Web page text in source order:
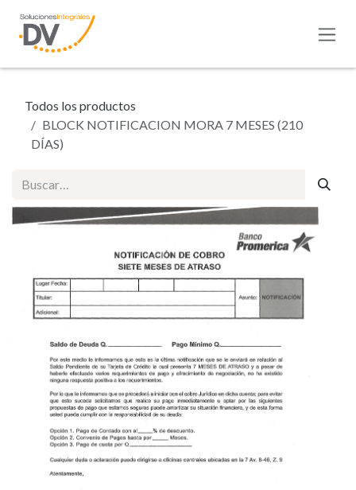
Todos los productos
BLOCK NOTIFICACION MORA 7 MESES (210
DÍAS)